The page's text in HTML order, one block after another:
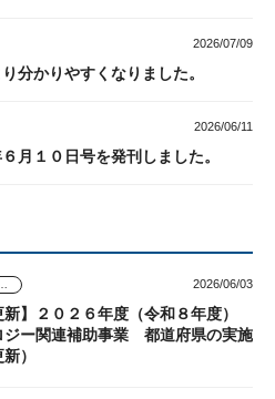
2026/07/09
分かりやすくなりました。
2026/06/11
月１０日号を発刊しました。
2026/06/03
新】２０２６年度（令和８年度）
ジー関連補助事業 都道府県の実施
）